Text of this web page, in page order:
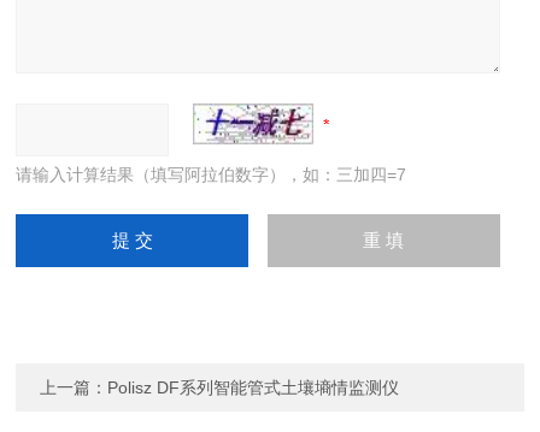
请输入计算结果（填写阿拉伯数字），如：三加四=7
上一篇： Polisz DF系列智能管式土壤墒情监测仪